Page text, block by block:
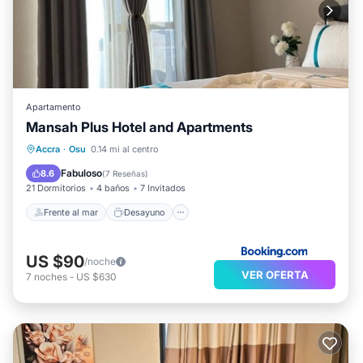
Apartamento
Mansah Plus Hotel and Apartments
Accra · Osu 0.14 mi al centro
8.6 Fabuloso(7 Reseñas)
21 Dormitorios 4 baños 7 Invitados
Frente al mar Desayuno
Frente al mar
Aparcamiento
US $90/noche
7 noches - US $630 VER OFERTA